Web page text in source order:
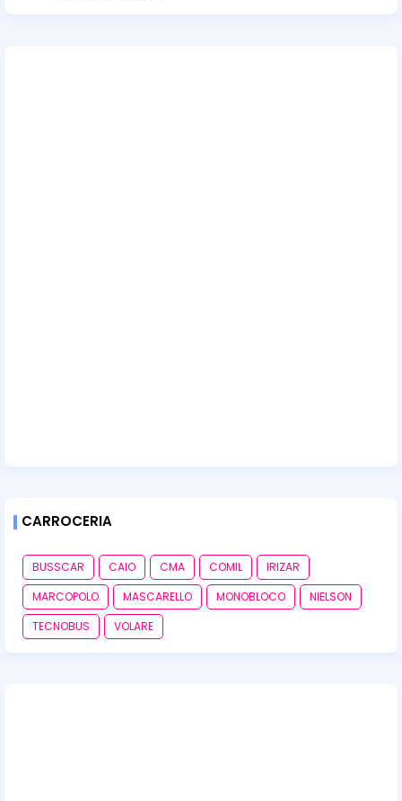
CARROCERIA
BUSSCAR CAIO CMA COMIL
IRIZAR
MARCOPOLO
MASCARELLO MONOBLOCO
NIELSON
TECNOBUS
VOLARE